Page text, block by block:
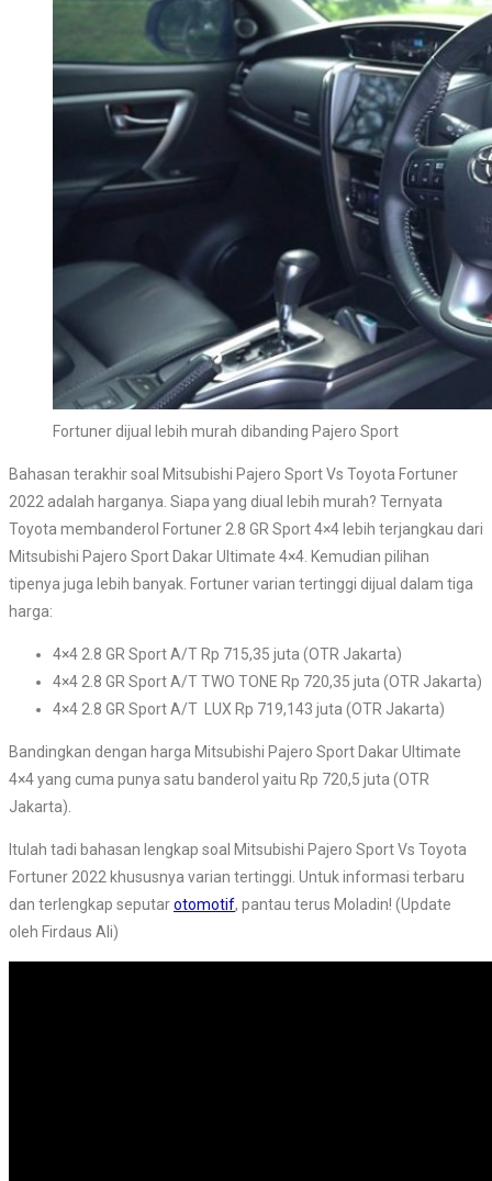
Fortuner dijual lebih murah dibanding Pajero Sport
Bahasan terakhir soal Mitsubishi Pajero Sport Vs Toyota Fortuner
2022 adalah harganya. Siapa yang diual lebih murah? Ternyata
Toyota membanderol Fortuner 2.8 GR Sport 4×4 lebih terjangkau dari
Mitsubishi Pajero Sport Dakar Ultimate 4×4. Kemudian pilihan
tipenya juga lebih banyak. Fortuner varian tertinggi dijual dalam tiga
harga:
4×4 2.8 GR Sport A/T Rp 715,35 juta (OTR Jakarta)
4×4 2.8 GR Sport A/T TWO TONE Rp 720,35 juta (OTR Jakarta)
4×4 2.8 GR Sport A/T LUX Rp 719,143 juta (OTR Jakarta)
Bandingkan dengan harga Mitsubishi Pajero Sport Dakar Ultimate
4×4 yang cuma punya satu banderol yaitu Rp 720,5 juta (OTR
Jakarta).
Itulah tadi bahasan lengkap soal Mitsubishi Pajero Sport Vs Toyota
Fortuner 2022 khususnya varian tertinggi. Untuk informasi terbaru
dan terlengkap seputarotomotif, pantau terus Moladin! (Update
oleh Firdaus Ali)